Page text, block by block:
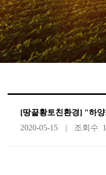
[땅끝황토친환경] "하
2020-05-15
조회수